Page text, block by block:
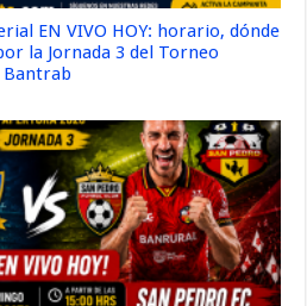
EN VIVO HOY: horario, dónde
la Jornada 3 del Torneo
Bantrab